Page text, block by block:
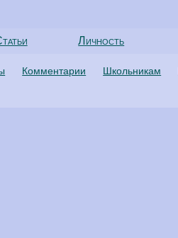
Личность
Комментарии Школьникам